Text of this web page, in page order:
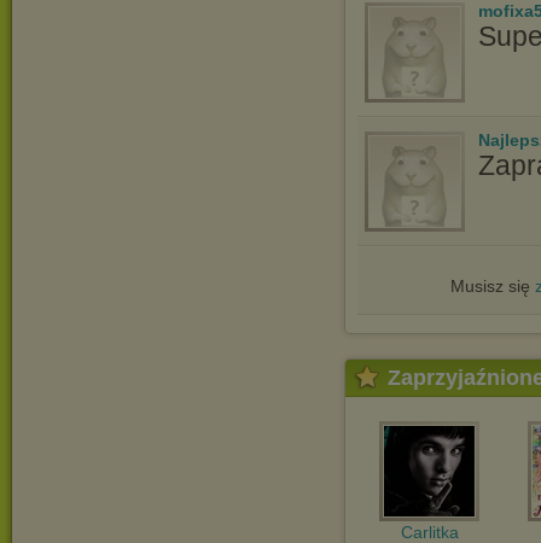
Musisz się
Carlitka